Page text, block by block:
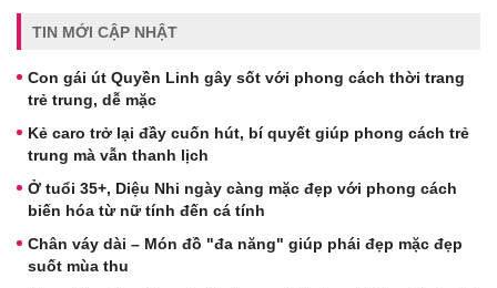
TIN MỚI CẬP NHẬT
Con gái út Quyền Linh gây sốt với phong cách thời trang
trẻ trung, dễ mặc
Kẻ caro trở lại đầy cuốn hút, bí quyết giúp phong cách trẻ
trung mà vẫn thanh lịch
Ở tuổi 35+, Diệu Nhi ngày càng mặc đẹp với phong cách
biến hóa từ nữ tính đến cá tính
Chân váy dài – Món đồ "đa năng" giúp phái đẹp mặc đẹp
suốt mùa thu